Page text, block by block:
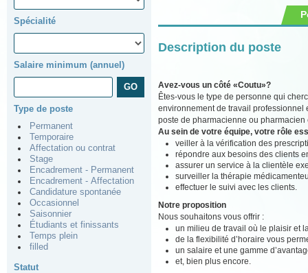
Spécialité
Salaire minimum (annuel)
Type de poste
Permanent
Temporaire
Affectation ou contrat
Stage
Encadrement - Permanent
Encadrement - Affectation
Candidature spontanée
Occasionnel
Saisonnier
Étudiants et finissants
Temps plein
filled
Statut
Description du poste
Avez-vous un côté «Coutu»?
Êtes-vous le type de personne qui
environnement de travail professionnel
poste de pharmacienne ou pharmacien
Au sein de votre équipe, votre rôle
veiller à la vérification des
répondre aux besoins des clients
assurer un service à la clientèle
surveiller la thérapie
effectuer le suivi avec les clients.
Notre proposition
Nous souhaitons vous offrir :
un milieu de travail où le plaisir et
de la flexibilité d’horaire vous
un salaire et une gamme
et, bien plus encore.